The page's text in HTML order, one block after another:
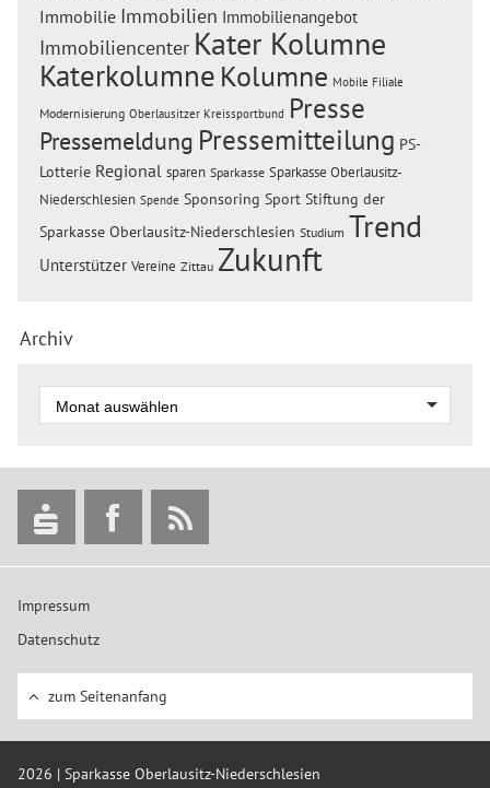
Immobilie Immobilien Immobilienangebot
Immobiliencenter Kater Kolumne
Katerkolumne Kolumne Mobile Filiale
Modernisierung Oberlausitzer Kreissportbund Presse
Pressemeldung Pressemitteilung PS-
Lotterie Regional sparen Sparkasse Sparkasse Oberlausitz-
Niederschlesien Spende Sponsoring Sport Stiftung der
Sparkasse Oberlausitz-Niederschlesien Studium Trend
Unterstützer Vereine Zittau Zukunft
Archiv
Impressum
Datenschutz
zum Seitenanfang
2026 | Sparkasse Oberlausitz-Niederschlesien